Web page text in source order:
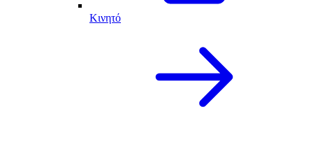
Κινητό